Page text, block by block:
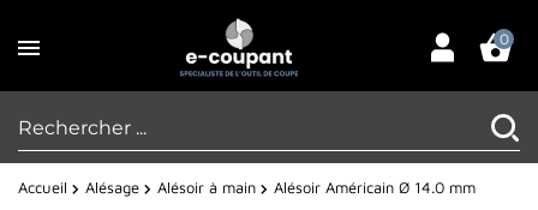
0
Accueil Alésage Alésoir à main Alésoir Américain Ø 14.0 mm